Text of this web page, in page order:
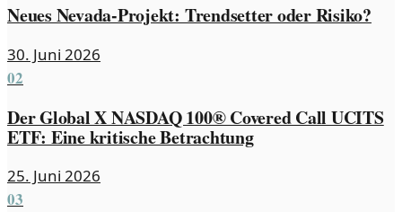
Neues Nevada-Projekt: Trendsetter oder Risiko?
30. Juni 2026
02
Der Global X NASDAQ 100® Covered Call UCITS
ETF: Eine kritische Betrachtung
25. Juni 2026
03